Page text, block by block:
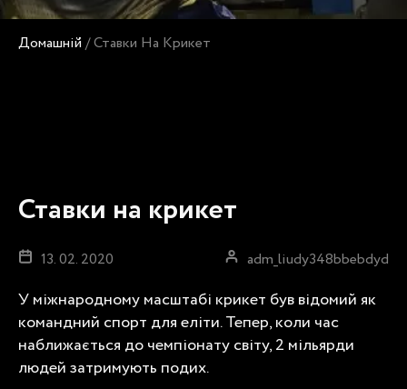
Домашній /Ставки На Крикет
Ставки на крикет
13. 02. 2020 adm_liudy348bbebdyd
У міжнародному масштабі крикет був відомий як
командний спорт для еліти. Тепер, коли час
наближається до чемпіонату світу, 2 мільярди
людей затримують подих.